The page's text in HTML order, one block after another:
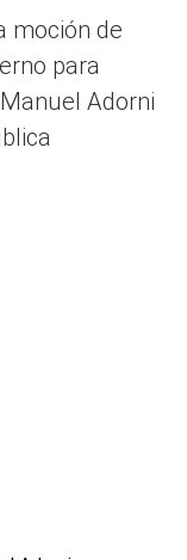
moción de
para
Adorni